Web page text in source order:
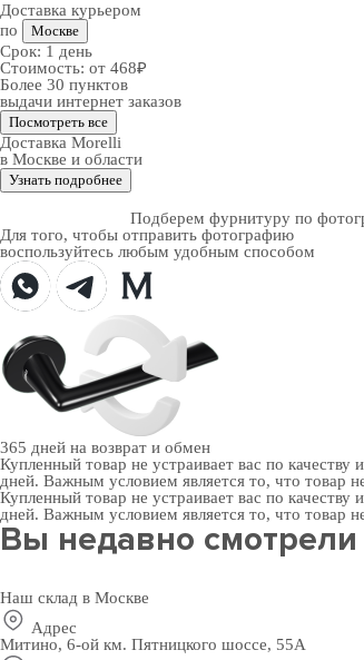
Доставка курьером
по
Москве
Срок: 1 день
Стоимость: от 468₽
Более 30 пунктов
выдачи интернет заказов
Посмотреть все
Доставка Morelli
в Москве и области
Узнать подробнее
Подберем фурнитуру по
Для того, чтобы отправить фотографию
воспользуйтесь любым удобным способом
365 дней на возврат и обмен
Купленный товар не устраивает вас по
дней. Важным условием является то, что товар
Купленный товар не устраивает вас по
дней. Важным условием является то, что товар
Вы недавно смотрели
Наш склад в Москве
Адрес
Митино, 6-ой км. Пятницкого шоссе, 55А